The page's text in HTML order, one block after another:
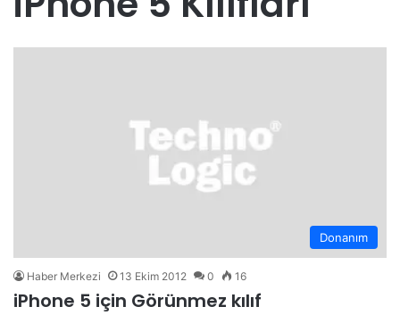
Donanım
Haber Merkezi 13 Ekim 2012 0 16
iPhone 5 için Görünmez kılıf